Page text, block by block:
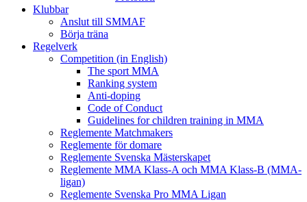
Klubbar
Anslut till SMMAF
Börja träna
Regelverk
Competition (in English)
The sport MMA
Ranking system
Anti-doping
Code of Conduct
Guidelines for children training in MMA
Reglemente Matchmakers
Reglemente för domare
Reglemente Svenska Mästerskapet
Reglemente MMA Klass-A och MMA Klass-B (MMA-
ligan)
Reglemente Svenska Pro MMA Ligan